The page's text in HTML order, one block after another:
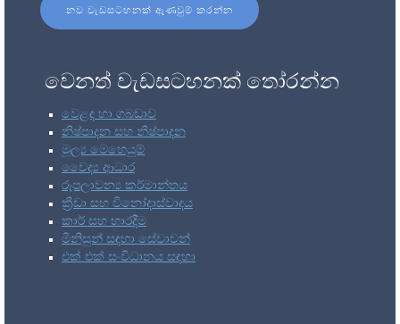
නව වැඩසටහනක් ඇණවුම් කරන්න
වෙනත් වැඩසටහනක් තෝරන්න
වෙළඳ හා ගබඩාව
නිෂ්පාදන සහ නිෂ්පාදන
මූල්‍ය මෙහෙයුම්
වෛද්‍ය ආධාර
රූපලාවන්‍ය කර්මාන්තය
ක්‍රීඩා සහ විනෝදාස්වාදය
කාර් සහ භාරදීම
මිනිසුන් සඳහා සේවාවන්
එක් එක් සංවිධානය සඳහා